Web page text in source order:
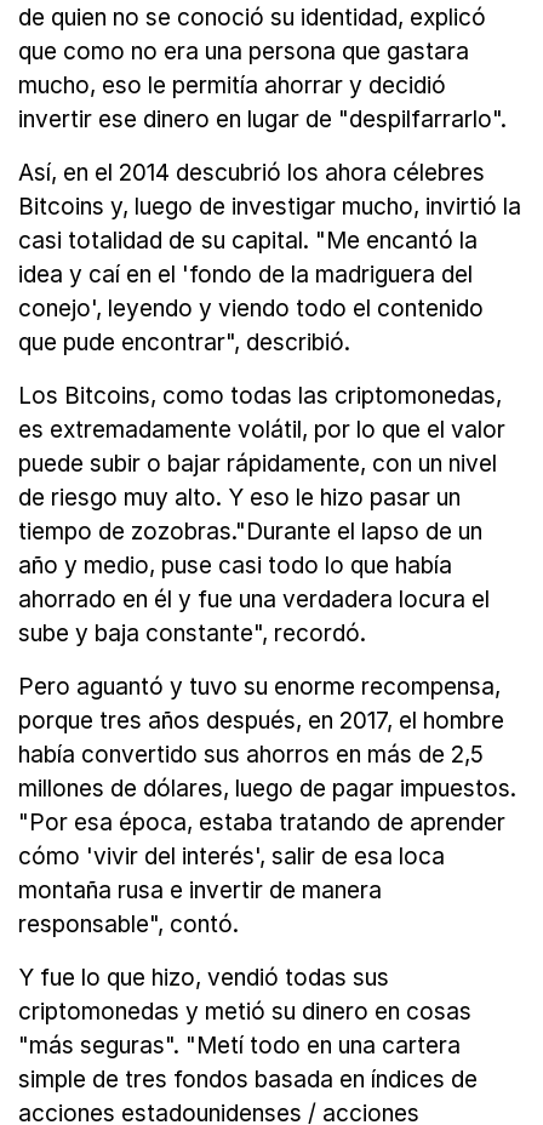
de quien no se conoció su identidad, explicó
que como no era una persona que gastara
mucho, eso le permitía ahorrar y decidió
invertir ese dinero en lugar de "despilfarrarlo".
Así, en el 2014 descubrió los ahora célebres
Bitcoins y, luego de investigar mucho, invirtió la
casi totalidad de su capital. "Me encantó la
idea y caí en el 'fondo de la madriguera del
conejo', leyendo y viendo todo el contenido
que pude encontrar", describió.
Los Bitcoins, como todas las criptomonedas,
es extremadamente volátil, por lo que el valor
puede subir o bajar rápidamente, con un nivel
de riesgo muy alto. Y eso le hizo pasar un
tiempo de zozobras."Durante el lapso de un
año y medio, puse casi todo lo que había
ahorrado en él y fue una verdadera locura el
sube y baja constante", recordó.
Pero aguantó y tuvo su enorme recompensa,
porque tres años después, en 2017, el hombre
había convertido sus ahorros en más de 2,5
millones de dólares, luego de pagar impuestos.
"Por esa época, estaba tratando de aprender
cómo 'vivir del interés', salir de esa loca
montaña rusa e invertir de manera
responsable", contó.
Y fue lo que hizo, vendió todas sus
criptomonedas y metió su dinero en cosas
"más seguras". "Metí todo en una cartera
simple de tres fondos basada en índices de
acciones estadounidenses / acciones